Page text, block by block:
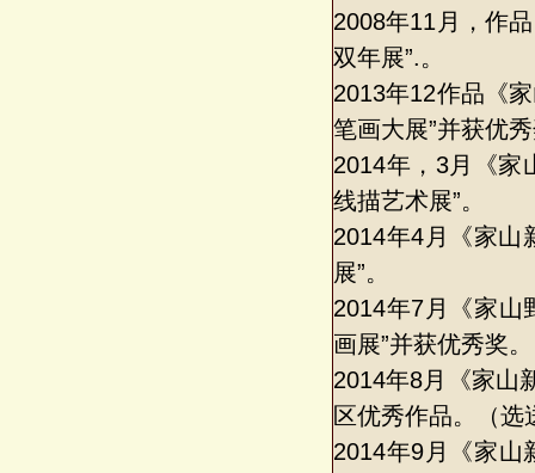
2008年11月，作
双年展”.。
2013年12作品《
笔画大展”并获优
2014年，3月《家
线描艺术展”。
2014年4月《家山
展”。
2014年7月《家
画展”并获优秀奖。
2014年8月《家
区优秀作品。（选
2014年9月《家